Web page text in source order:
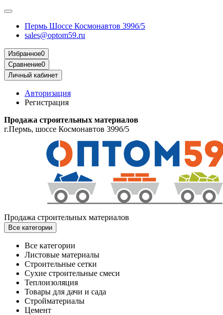
Пермь Шоссе Космонавтов 399б/5
sales@optom59.ru
Избранное0
Сравнение0
Личный кабинет
Авторизация
Регистрация
Продажа строительных материалов
г.Пермь, шоссе Космонавтов 399б/5
Продажа строительных материалов
Все категории
Все категории
Листовые материалы
Строительные сетки
Сухие строительные смеси
Теплоизоляция
Товары для дачи и сада
Стройматериалы
Цемент